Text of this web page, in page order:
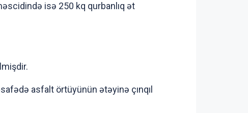
isə 250 kq qurbanlıq ət
asfalt örtüyünün ətəyinə çınqıl